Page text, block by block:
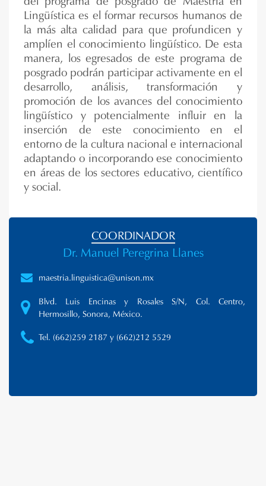
Lingüística es el formar recursos humanos de
la más alta calidad para que profundicen y
amplíen el conocimiento lingüístico. De esta
manera, los egresados de este programa de
posgrado podrán participar activamente en el
desarrollo, análisis, transformación y
promoción de los avances del conocimiento
lingüístico y potencialmente influir en la
inserción de este conocimiento en el
entorno de la cultura nacional e internacional
adaptando o incorporando ese conocimiento
en áreas de los sectores educativo, científico
y social.
COORDINADOR
Dr. Manuel Peregrina Llanes
maestria.linguistica@unison.mx
Blvd. Luis Encinas y Rosales S/N, Col. Centro,
Hermosillo, Sonora, México.
Tel. (662)259 2187 y (662)212 5529